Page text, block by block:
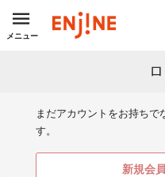
メニュー
まだアカウントをお持ちで
す。
新規会